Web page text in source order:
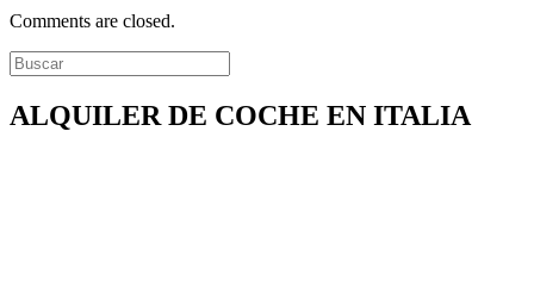
Comments are closed.
ALQUILER DE COCHE EN ITALIA